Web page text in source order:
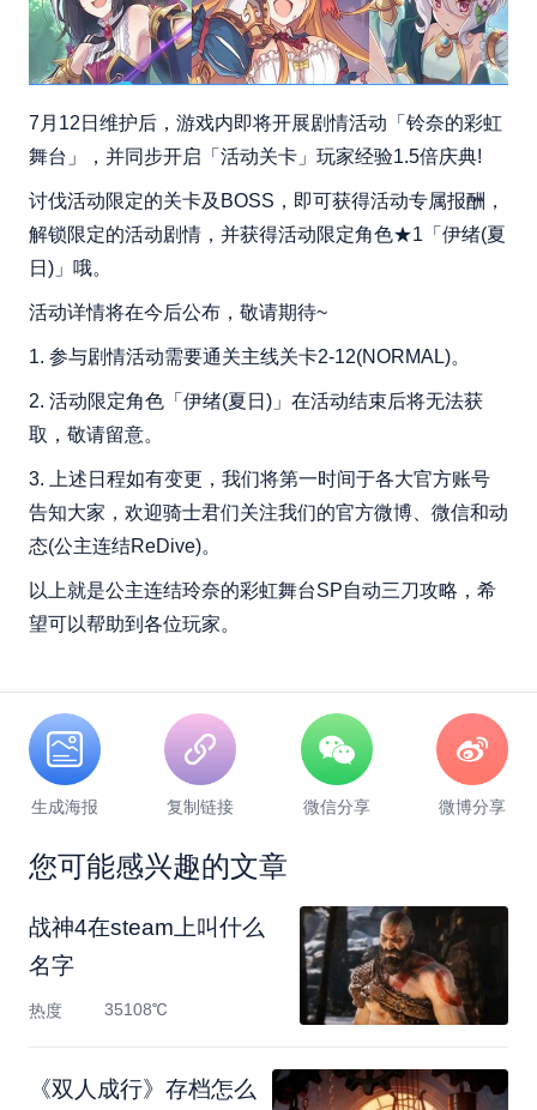
7月12日维护后，游戏内即将开展剧情活动「铃奈的彩虹
舞台」，并同步开启「活动关卡」玩家经验1.5倍庆典!
讨伐活动限定的关卡及BOSS，即可获得活动专属报酬，
解锁限定的活动剧情，并获得活动限定角色★1「伊绪(夏
日)」哦。
活动详情将在今后公布，敬请期待~
1. 参与剧情活动需要通关主线关卡2-12(NORMAL)。
2. 活动限定角色「伊绪(夏日)」在活动结束后将无法获
取，敬请留意。
3. 上述日程如有变更，我们将第一时间于各大官方账号
告知大家，欢迎骑士君们关注我们的官方微博、微信和动
态(公主连结ReDive)。
以上就是公主连结玲奈的彩虹舞台SP自动三刀攻略，希
望可以帮助到各位玩家。
生成海报 复制链接 微信分享 微博分享
您可能感兴趣的文章
战神4在steam上叫什么
名字
热度 35108℃
《双人成行》存档怎么